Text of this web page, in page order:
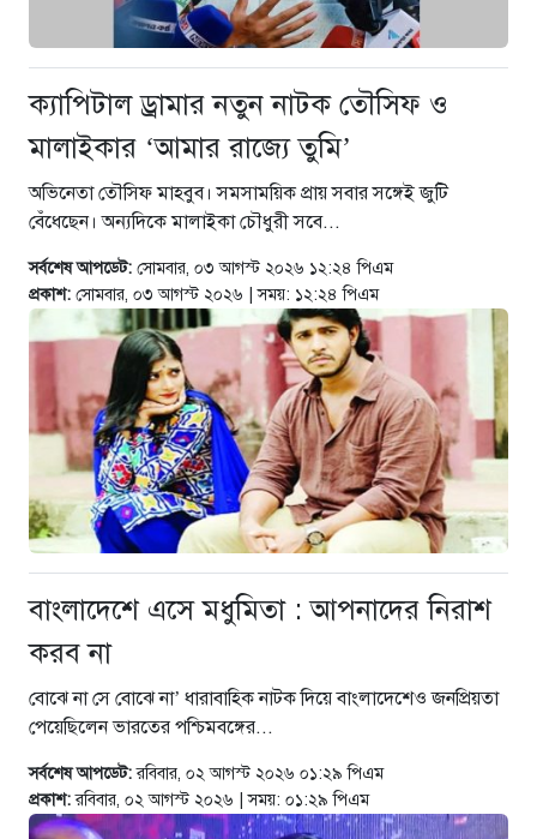
ক্যাপিটাল ড্রামার নতুন নাটক তৌসিফ ও
মালাইকার ‘আমার রাজ্যে তুমি’
অভিনেতা তৌসিফ মাহবুব। সমসাময়িক প্রায় সবার সঙ্গেই জুটি
বেঁধেছেন। অন্যদিকে মালাইকা চৌধুরী সবে...
সর্বশেষ আপডেট: সোমবার, ০৩ আগস্ট ২০২৬ ১২:২৪ পিএম
প্রকাশ: সোমবার, ০৩ আগস্ট ২০২৬ | সময়: ১২:২৪ পিএম
বাংলাদেশে এসে মধুমিতা : আপনাদের নিরাশ
করব না
বোঝে না সে বোঝে না’ ধারাবাহিক নাটক দিয়ে বাংলাদেশেও জনপ্রিয়তা
পেয়েছিলেন ভারতের পশ্চিমবঙ্গের...
সর্বশেষ আপডেট:রবিবার, ০২ আগস্ট ২০২৬ ০১:২৯ পিএম
প্রকাশ:রবিবার, ০২ আগস্ট ২০২৬ | সময়: ০১:২৯ পিএম